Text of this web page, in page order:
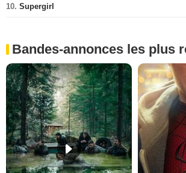
10. Supergirl
Bandes-annonces les plus